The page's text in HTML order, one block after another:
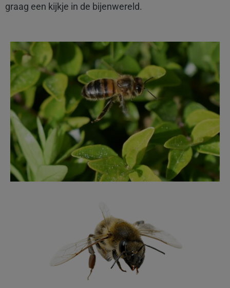
graag een kijkje in de bijenwereld.